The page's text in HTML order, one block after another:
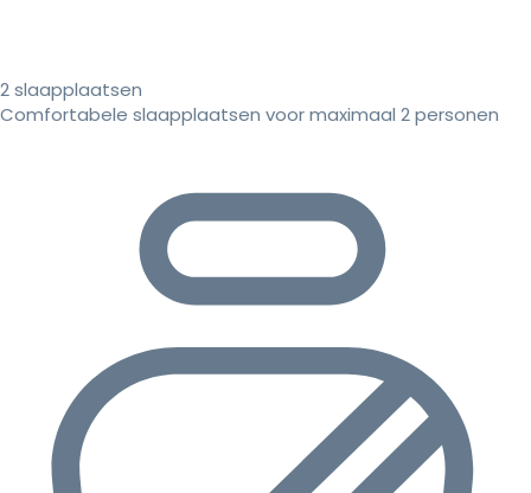
2 slaapplaatsen
Comfortabele slaapplaatsen voor maximaal 2 personen